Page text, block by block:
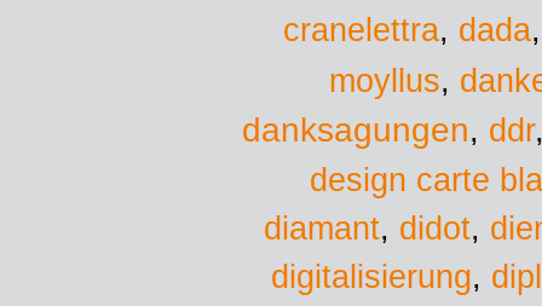
cranelettra, dada
moyllus,
danksagungen, ddr
design carte
diamant, didot,
digitalisierung,